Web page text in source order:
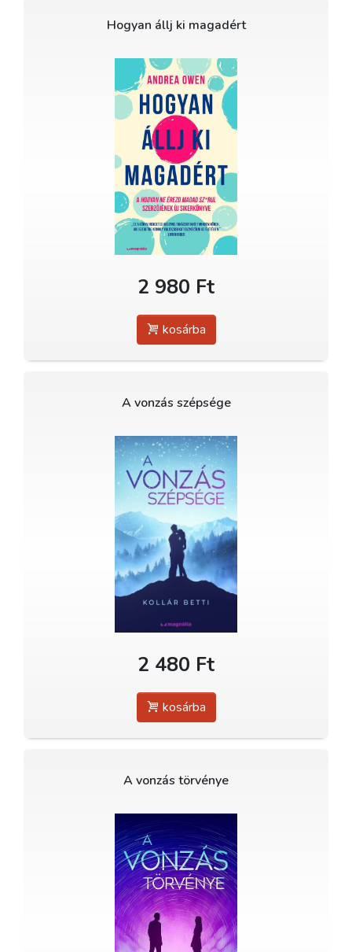
Hogyan állj ki magadért
2 980 Ft
kosárba
A vonzás szépsége
2 480 Ft
kosárba
A vonzás törvénye